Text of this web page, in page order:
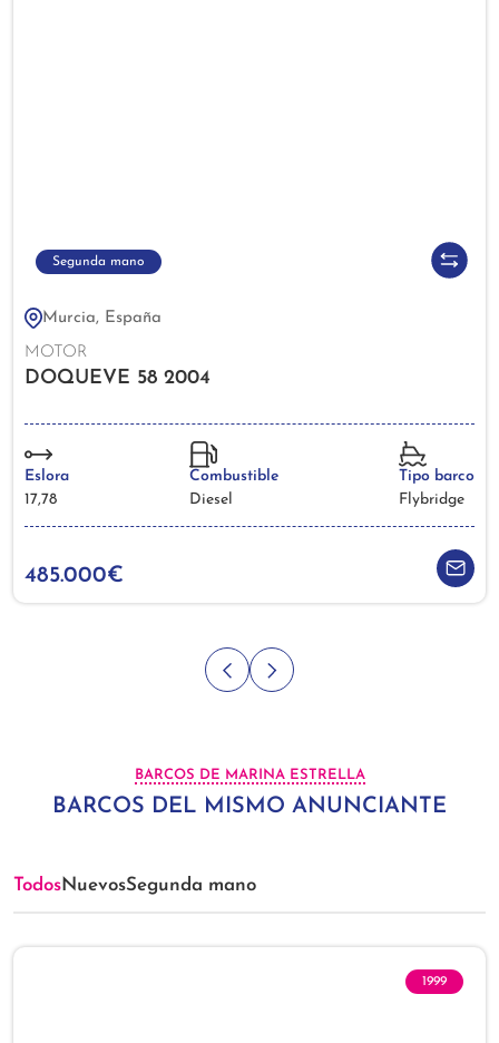
Segunda mano
Murcia, España
MOTOR
DOQUEVE 58 2004
Eslora
17,78
Combustible
Diesel
Tipo barco
Flybridge
485.000€
BARCOS DE MARINA ESTRELLA
BARCOS DEL MISMO ANUNCIANTE
TodosNuevosSegunda mano
1999